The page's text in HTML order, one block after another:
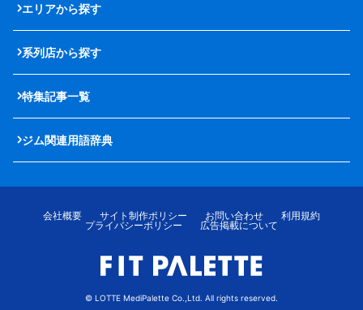
エリアから探す
系列店から探す
特集記事一覧
ジム関連用語辞典
会社概要 サイト制作ポリシー お問い合わせ
利用規約
プライバシーポリシー
広告掲載について
© LOTTE MediPalette Co.,Ltd. All rights reserved.